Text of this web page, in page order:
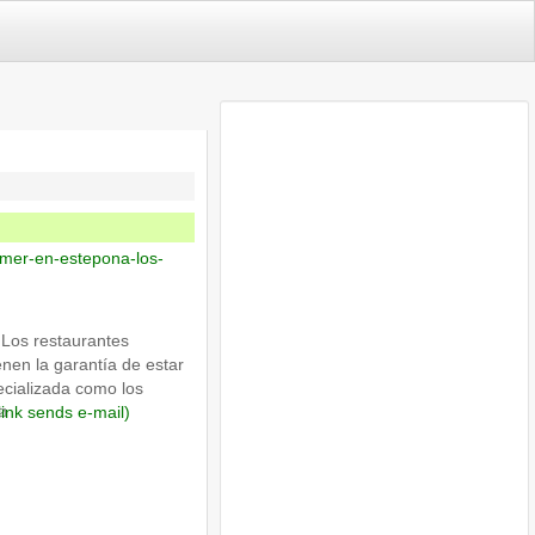
en-estepona-los-
restaurantes
la garantía de estar
como los
sends e-mail)